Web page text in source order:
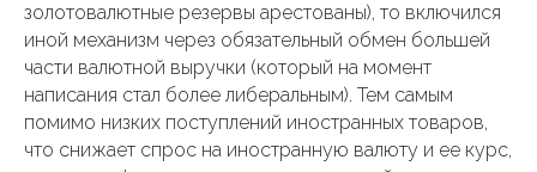
золотовалютные резервы арестованы), то включился
иной механизм через обязательный обмен большей
части валютной выручки (который на момент
написания стал более либеральным). Тем самым
помимо низких поступлений иностранных товаров,
что снижает спрос на иностранную валюту и ее курс,